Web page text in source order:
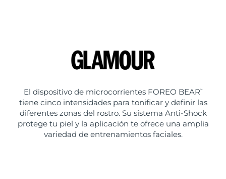
El dispositivo de microcorrientes FOREO BEAR ™
tiene cinco intensidades para tonificar y definir las
diferentes zonas del rostro. Su sistema Anti-Shock
protege tu piel y la aplicación te ofrece una amplia
variedad de entrenamientos faciales.